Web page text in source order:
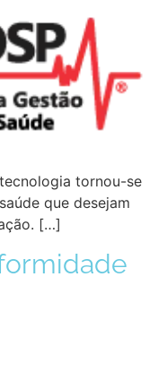
tornou-se
que desejam
[…]